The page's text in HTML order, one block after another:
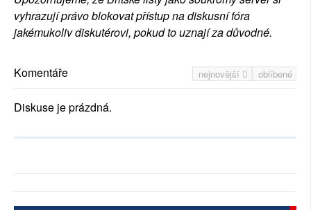
vyhrazují právo blokovat přístup na diskusní fóra
jakémukoliv diskutérovi, pokud to uznají za důvodné.
nejnovější oblíbené
Komentáře
Diskuse je prázdná.